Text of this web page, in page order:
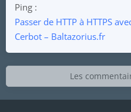
Ping :
Passer de HTTP à HTTPS
Cerbot – Baltazorius.fr
Les